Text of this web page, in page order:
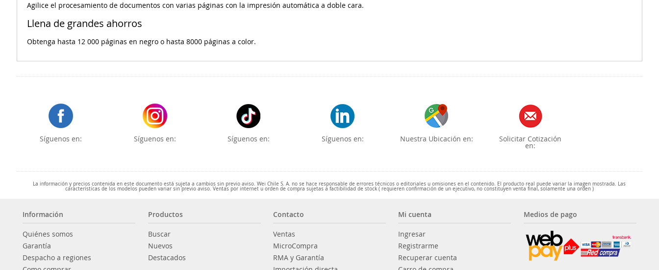
Agilice el procesamiento de documentos con varias páginas con la impresión automática a doble cara.
Llena de grandes ahorros
Obtenga hasta 12 000 páginas en negro o hasta 8000 páginas a color.
Síguenos en: Síguenos en: Síguenos en: Síguenos en: Nuestra Ubicación en: Solicitar Cotización
en:
La información y precios contenida en este documento está sujeta a cambios sin previo aviso. Wei Chile S. A. no se hace responsable de errores técnicos o editoriales u omisiones en el contenido. El producto real puede variar la imagen mostrada. Las
características de los modelos pueden variar sin previo aviso. Ventas por internet u orden de compra sujetas a factibilidad de stock ( requieren confirmación de un ejecutivo, no constituyen venta final, solamente una orden )
Información
Quiénes somos
Garantía
Despacho a regiones
Productos
Buscar
Nuevos
Destacados
Contacto
Ventas
MicroCompra
RMA y Garantía
Mi cuenta
Ingresar
Registrarme
Recuperar cuenta
Medios de pago